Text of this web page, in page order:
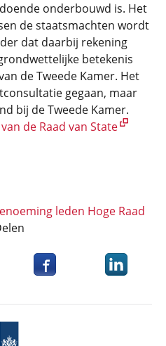
onderbouwd is. Het
de staatsmachten wordt
dat daarbij rekening
betekenis
de Tweede Kamer. Het
gegaan, maar
bij de Tweede Kamer.
de Raad van State
leden Hoge Raad
op Bluesky
Deel dit item opDeel dit